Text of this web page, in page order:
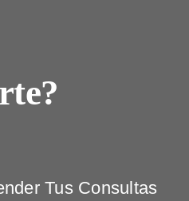
Tus Consultas